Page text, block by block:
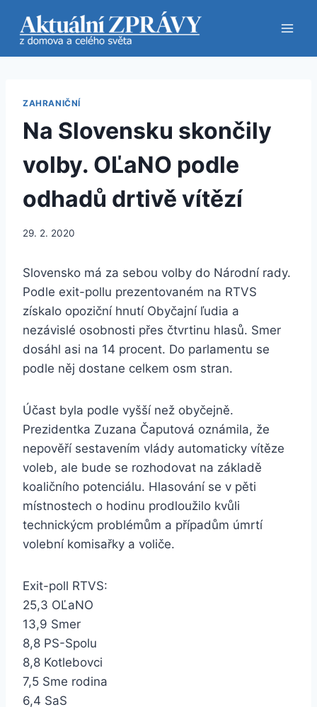
obsah
ZAHRANIČNÍ
Na Slovensku skončily
volby. OĽaNO podle
odhadů drtivě vítězí
29. 2. 2020
Slovensko má za sebou volby do Národní rady.
Podle exit-pollu prezentovaném na RTVS
získalo opoziční hnutí Obyčajní ľudia a
nezávislé osobnosti přes čtvrtinu hlasů. Smer
dosáhl asi na 14 procent. Do parlamentu se
podle něj dostane celkem osm stran.
Účast byla podle vyšší než obyčejně.
Prezidentka Zuzana Čaputová oznámila, že
nepověří sestavením vlády automaticky vítěze
voleb, ale bude se rozhodovat na základě
koaličního potenciálu. Hlasování se v pěti
místnostech o hodinu prodloužilo kvůli
technickýcm problémům a případům úmrtí
volební komisařky a voliče.
Exit-poll RTVS:
25,3 OĽaNO
13,9 Smer
8,8 PS-Spolu
8,8 Kotlebovci
7,5 Sme rodina
6,4 SaS